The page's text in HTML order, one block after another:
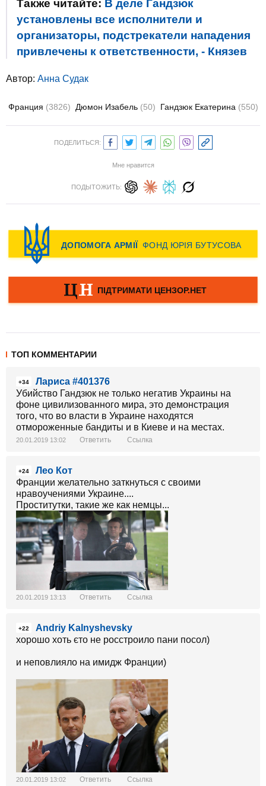
Также читайте: В деле Гандзюк
установлены все исполнители и
организаторы, подстрекатели нападения
привлечены к ответственности, - Князев
Автор: Анна Судак
Франция (3826) Дюмон Изабель (50) Гандзюк Екатерина (550)
ПОДЕЛИТЬСЯ:
Мне нравится
ПОДЫТОЖИТЬ:
ТОП КОММЕНТАРИИ
+34
Лариса #401376
Убийство Гандзюк не только негатив Украины на
фоне цивилизованного мира, это демонстрация
того, что во власти в Украине находятся
отмороженные бандиты и в Киеве и на местах.
20.01.2019 13:02 Ответить Ссылка
+24
Лео Кот
Франции желательно заткнуться с своими
нравоучениями Украине....
Проститутки, такие же как немцы...
20.01.2019 13:13 Ответить Ссылка
+22
Andriy Kalnyshevsky
хорошо хоть єто не росстроило пани посол)
и неповлияло на имидж Франции)
20.01.2019 13:02 Ответить Ссылка